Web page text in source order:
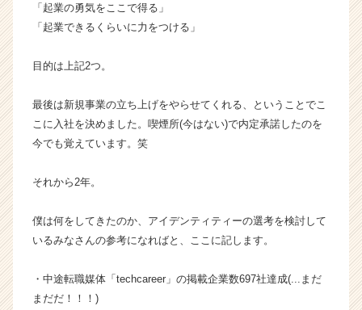
ト
が
活
イ
ト
ャ
リ
h
「起業の勇気をここで得る」
「起業できるくらいに力をつける」
目的は上記2つ。
最後は新規事業の立ち上げをやらせてくれる、ということでこ
こに入社を決めました。喫煙所(今はない)で内定承諾したのを
今でも覚えています。笑
それから2年。
僕は何をしてきたのか、アイデンティティーの選考を検討して
いるみなさんの参考になればと、ここに記します。
・中途転職媒体「techcareer」の掲載企業数697社達成(...まだ
まだだ！！！)